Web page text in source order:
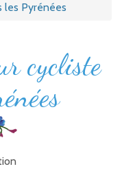
les Pyrénées
cycliste